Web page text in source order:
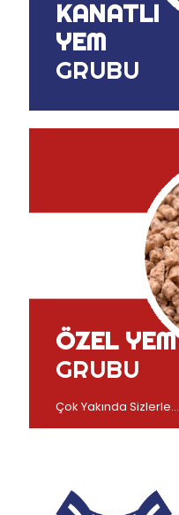
KANATLI
YEM
GRUBU
ÖZEL YEM
GRUBU
Çok Yakında Sizlerle...